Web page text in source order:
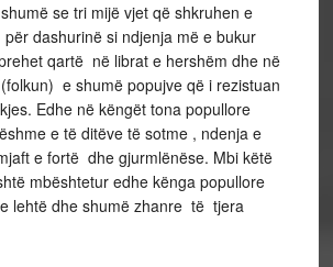
se tri mijë vjet që shkruhen e
dashurinë si ndjenja më e bukur
qartë në librat e hershëm dhe në
e shumë popujve që i rezistuan
Edhe në këngët tona popullore
e të ditëve të sotme , ndenja e
e fortë dhe gjurmlënëse. Mbi këtë
mbështetur edhe kënga popullore
lehtë dhe shumë zhanre të tjera